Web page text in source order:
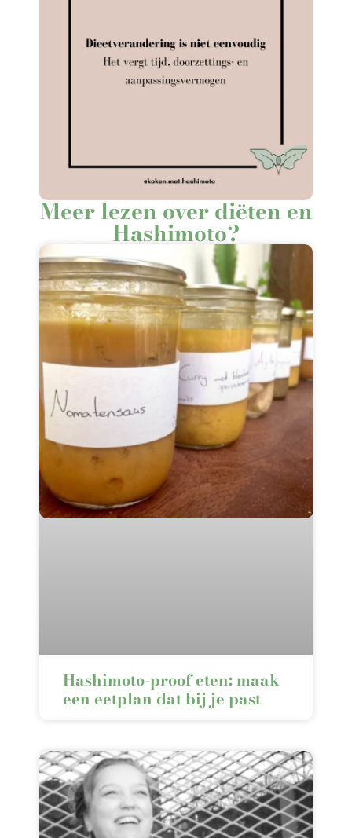
Meer lezen over diëten en
Hashimoto?
Hashimoto-proof eten: maak
een eetplan dat bij je past